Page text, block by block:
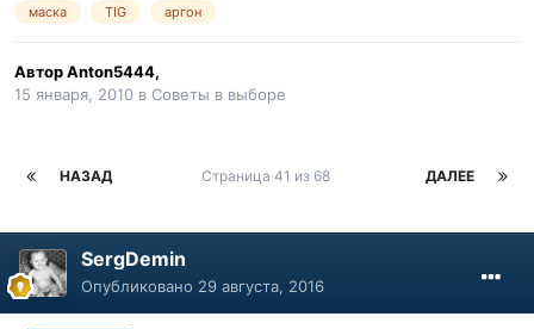
маска TIG аргон
АвторAnton5444,
15 января, 2010 в Советы в выборе
НАЗАД ДАЛЕЕ
Страница 41 из 68
SergDemin
Опубликовано 29 августа, 2016